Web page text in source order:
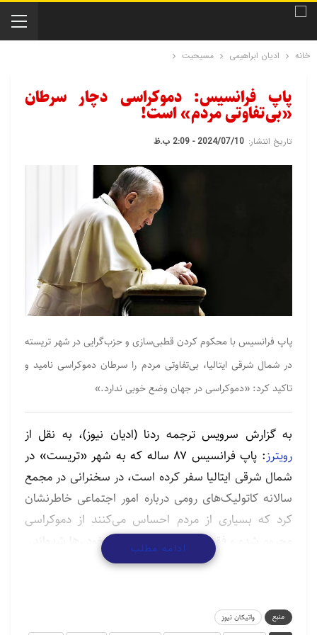
خانه ادیان ابراهیمی مسیحیت
پاپ فرانسیس: دموکراسی دچار سرطان
«بی‌تفاوتی مردم» است!
تاریخ انتشار: 2024/07/10 - 2:09 ب.ظ
پاپ فرانسیس با محکوم کردن قطبی‌سازی و حزب‌گرایی در شهر تریسته
در شمال شرقی ایتالیا، بی‌تفاوتی مردم را سرطان دموکراسی نامید و
تاکید کرد: «دموکراسی در جهان وضع خوبی ندارد.»
به گزارش سرویس ترجمه ردنا (ادیان نیوز)، به نقل از
رویترز
: پاپ فرانسیس ۸۷ ساله که به شهر «تریست» در
شمال شرقی ایتالیا سفر کرده است، در سخنرانی در مجمع
سالانه کاتولیک‌های رومی درباره امور اجتماعی خاطرنشان
کرد که بسیاری از مردم احساس می‌کنند از دموکراسی
محروم شده‌ و فقرا و ضعیفان نیز به حال خود رها شده‌اند.
رهبر کاتولیک‌های جهان با محکوم کردن قطبی‌سازی و
دنیای امروز وضعیت خوبی ندارد.
ادامه مطلب
منبع
واتیکان نیوز